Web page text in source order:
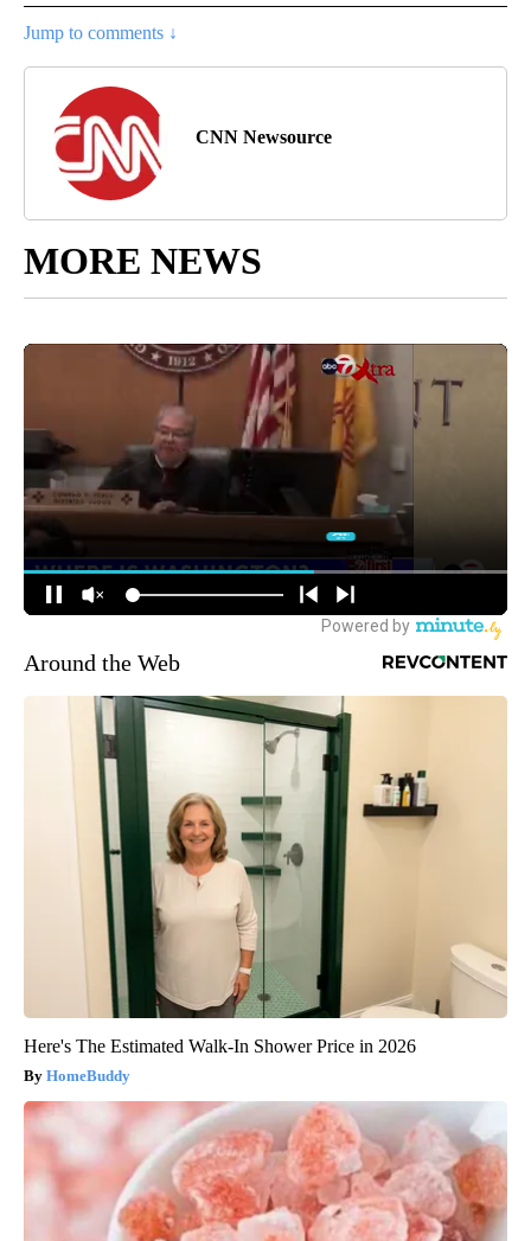
Jump to comments ↓
CNN Newsource
MORE NEWS
Around the Web
Here's The Estimated Walk-In Shower Price in 2026
HomeBuddy